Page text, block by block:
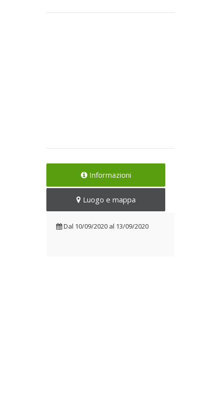
Informazioni
Luogo e mappa
Dal 10/09/2020 al 13/09/2020